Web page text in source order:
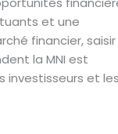
et une
financier, saisir
la MNI est
investisseurs et